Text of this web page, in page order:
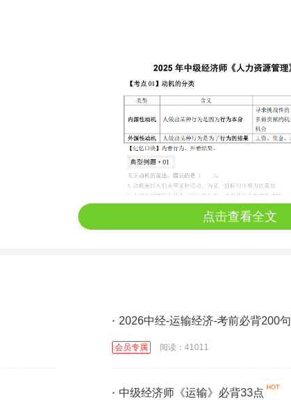
点击查看全文
· 2026中经-运输经济-考前必背200句
会员专属 阅读：41011
· 中级经济师《运输》必背33点